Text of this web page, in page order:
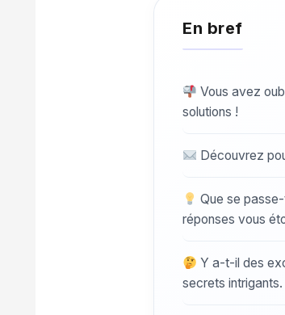
Vous avez
solutions !
Découvrez
Que se
réponses vous
Y a-t-il des
secrets intrigants.